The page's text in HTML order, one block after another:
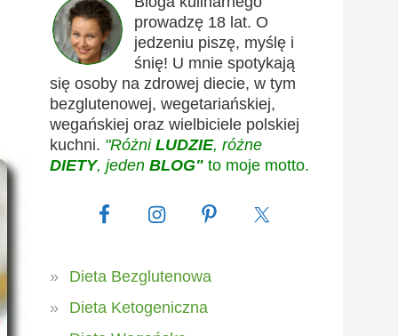
prowadzę 18 lat. O
jedzeniu piszę, myślę i
śnię! U mnie spotykają
się osoby na zdrowej diecie, w tym
bezglutenowej, wegetariańskiej,
wegańskiej oraz wielbiciele polskiej
kuchni. "Różni LUDZIE, różne
DIETY, jeden BLOG" to moje motto.
Dieta Bezglutenowa
Dieta Ketogeniczna